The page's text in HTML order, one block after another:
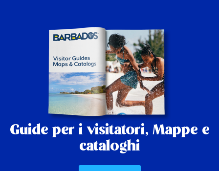
Guide per i visitatori, Mappe e
cataloghi